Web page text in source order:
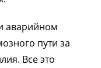
аварийном
пути за
Все это